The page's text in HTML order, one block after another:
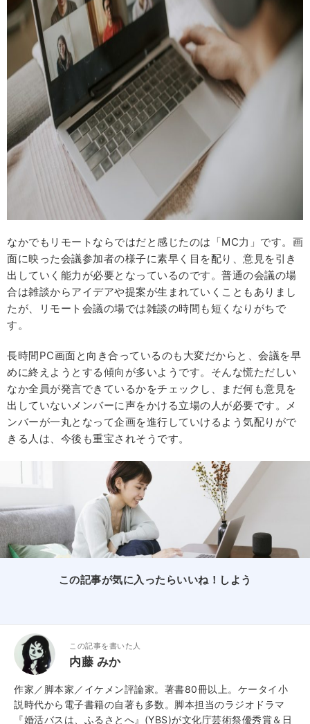
なかでもリモートならではだと感じたのは「MC力」です。画
面に映った会議参加者の様子に素早く目を配り、意見を引き
出していく能力が必要となっているのです。普通の会議の場
合は雑談からアイデアや提案が生まれていくこともありまし
たが、リモート会議の場では雑談の時間も短くなりがちで
す。
長時間PC画面と向き合っているのも大変だからと、会議を早
めに終えようとする傾向が多いようです。そんな慌ただしい
なか全員が発言できているかをチェックし、まだ何も意見を
出していないメンバーに声をかける立場の人が必要です。メ
ンバーが一丸となって企画を進行していけるよう気配りがで
きる人は、今後も重宝されそうです。
この記事が気に入ったらいいね！しよう
この記事を書いた人
内藤 みか
作家／脚本家／イケメン評論家。著書80冊以上。ケータイ小
説時代から電子書籍の自著も多数。脚本担当のラジオドラマ
『婚活バスは、ふるさとへ』(YBS)が文化庁芸術祭優秀賞＆日